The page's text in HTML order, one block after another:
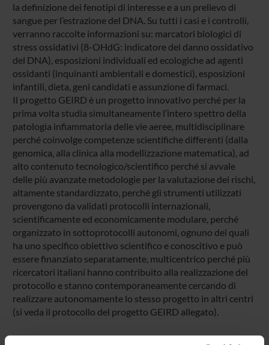
la definizione dei fenotipi di interesse e a un prelievo di
sangue per l’estrazione del DNA. Su tutti i casi e i controlli,
verranno raccolte informazioni su: marcatori biologici di
stress ossidativi (8-OHdG: indicatore del danno ossidativo
del DNA), esposizioni individuali ed ecologiche ad agenti
ossidanti (inquinanti ambientali e domestici), esposizioni
infantili, dieta, geni candidati e assunzione di farmaci.
Il progetto GEIRD è un progetto innovativo perché per la
prima volta studia simultaneamente l’intero spettro della
patologia infiammatoria delle vie aeree, multidisciplinare
perché coinvolge competenze scientifiche differenti (dalla
genomica, alla clinica alla modellizzazione matematica), ad
alto contenuto tecnologico/scientifico perché si avvale
delle più avanzate metodologie per la valutazione dei rischi,
altamente standardizzato, perché gli strumenti utilizzati
provengono da validati protocolli internazionali,
scientificamente ed economicamente modulare, perché
organizzato in sottoprotocolli autonomi, ognuno dei quali
ha uno specifico obiettivo scientifico e conoscitivo e può
essere finanziato separatamente, multicentrico perché più
ricercatori italiani hanno contribuito alla realizzazione del
protocollo e stanno contemporaneamente cercando di
realizzare autonomamente lo stesso progetto in altri centri
(si veda il protocollo del progetto GEIRD allegato).